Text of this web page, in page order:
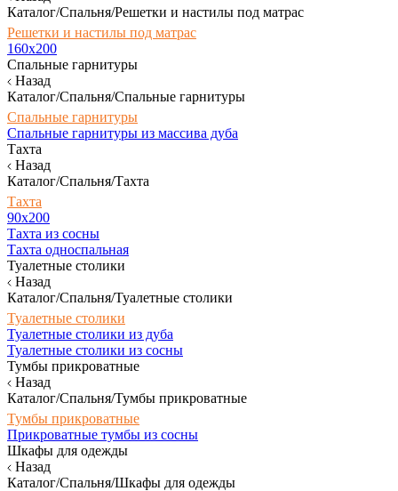
Каталог/Спальня/Решетки и настилы под матрас
Решетки и настилы под матрас
160х200
Спальные гарнитуры
Назад
Каталог/Спальня/Спальные гарнитуры
Спальные гарнитуры
Спальные гарнитуры из массива дуба
Тахта
Назад
Каталог/Спальня/Тахта
Тахта
90х200
Тахта из сосны
Тахта односпальная
Туалетные столики
Назад
Каталог/Спальня/Туалетные столики
Туалетные столики
Туалетные столики из дуба
Туалетные столики из сосны
Тумбы прикроватные
Назад
Каталог/Спальня/Тумбы прикроватные
Тумбы прикроватные
Прикроватные тумбы из сосны
Шкафы для одежды
Назад
Каталог/Спальня/Шкафы для одежды